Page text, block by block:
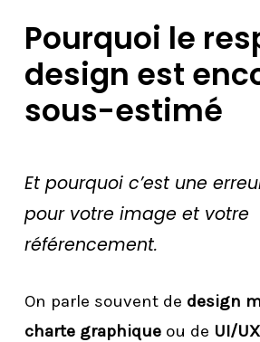
Pourquoi le
design est
sous-estimé
Et pourquoi c’est une
pour votre image et votre
référencement.
On parle souvent de design
charte graphiqueou de UI/UX